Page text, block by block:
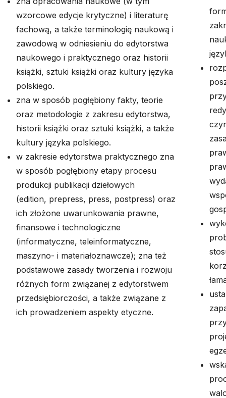
wzorcowe edycje krytyczne) i literaturę
fachową, a także terminologię naukową i
zawodową w odniesieniu do edytorstwa
naukowego i praktycznego oraz historii
książki, sztuki książki oraz kultury języka
polskiego.
zna w sposób pogłębiony fakty, teorie
oraz metodologie z zakresu edytorstwa,
historii książki oraz sztuki książki, a także
kultury języka polskiego.
w zakresie edytorstwa praktycznego zna
w sposób pogłębiony etapy procesu
produkcji publikacji dziełowych
(edition, prepress, press, postpress) oraz
ich złożone uwarunkowania prawne,
finansowe i technologiczne
(informatyczne, teleinformatyczne,
maszyno- i materiałoznawcze); zna też
podstawowe zasady tworzenia i rozwoju
różnych form związanej z edytorstwem
przedsiębiorczości, a także związane z
ich prowadzeniem aspekty etyczne.